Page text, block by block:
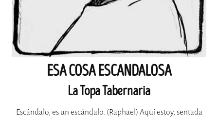
ESA COSA ESCANDALOSA
La Topa Tabernaria
Escándalo, es un escándalo. (Raphael) Aquí estoy, sentada